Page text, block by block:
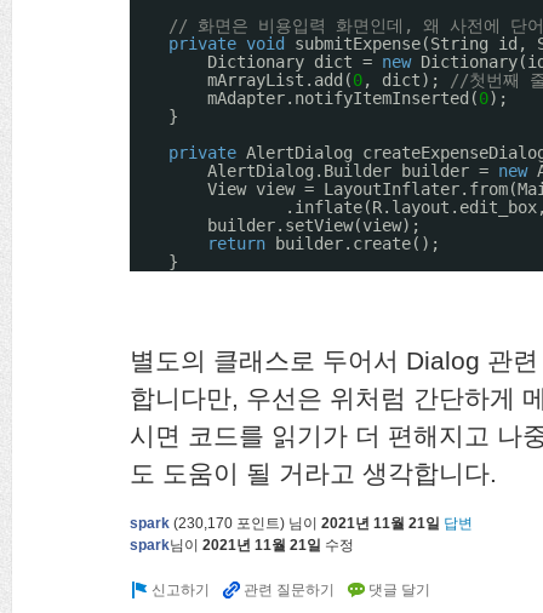
// 화면은 비용입력 화면인데, 왜 사전에 단
private void
submitExpense(String
Dictionary dict = new
mArrayList.add(0, dict);
//첫번째
mAdapter.notifyItemInserted(0);
}
private AlertDialog
AlertDialog.Builder builder = new
View view =
builder.setView(view);
return builder.create();
}
별도의 클래스로 두어서 Dialog 관
합니다만, 우선은 위처럼 간단하게
시면 코드를 읽기가 더 편해지고 나
도 도움이 될 거라고 생각합니다.
spark (230,170 포인트) 님이 2021년 11월 21일 답변
spark님이 2021년 11월 21일 수정